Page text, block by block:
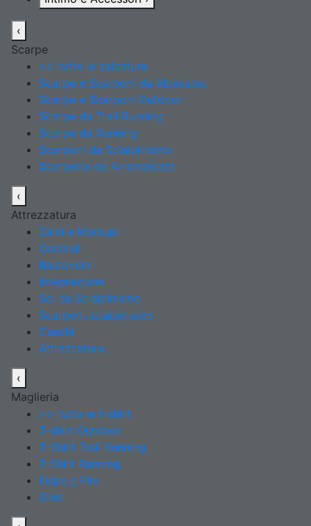
‹
Scarpe
>> tutte le calzature
Scarpe e Scarponi da Alpinismo
Scarpe e Scarponi Outdoor
Scarpe da Trail Running
Scarpe da Running
Scarponi da Scialpinismo
Scarpette da Arrampicata
‹
Attrezzatura
Zaini e Marsupi
Occhiali
Bastoncini
Integrazione
Sci da Scialpinismo
Scarponi scialpinismo
Caschi
Attrezzatura
‹
Maglieria
>> tutte le t-shirt
T-shirt Outdoor
T-Shirt Trail Running
T-Shirt Running
Felpe e Pile
Gilet